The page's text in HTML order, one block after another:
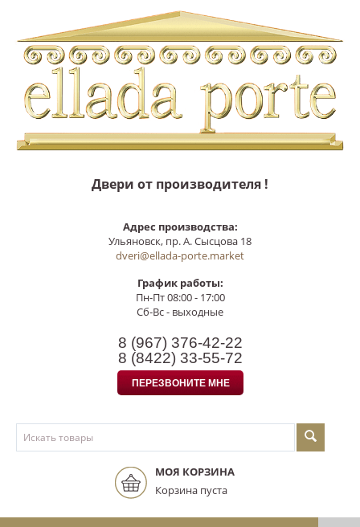
Двери от производителя !
Адрес производства:
Ульяновск, пр. А. Сысцова 18
dveri@ellada-porte.market
График работы:
Пн-Пт 08:00 - 17:00
Сб-Вс - выходные
8 (967) 376-42-22
8 (8422) 33-55-72
ПЕРЕЗВОНИТЕ МНЕ
МОЯ КОРЗИНА
Корзина пуста